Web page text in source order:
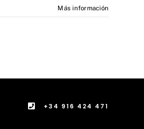
Más información
+34 916 424 471